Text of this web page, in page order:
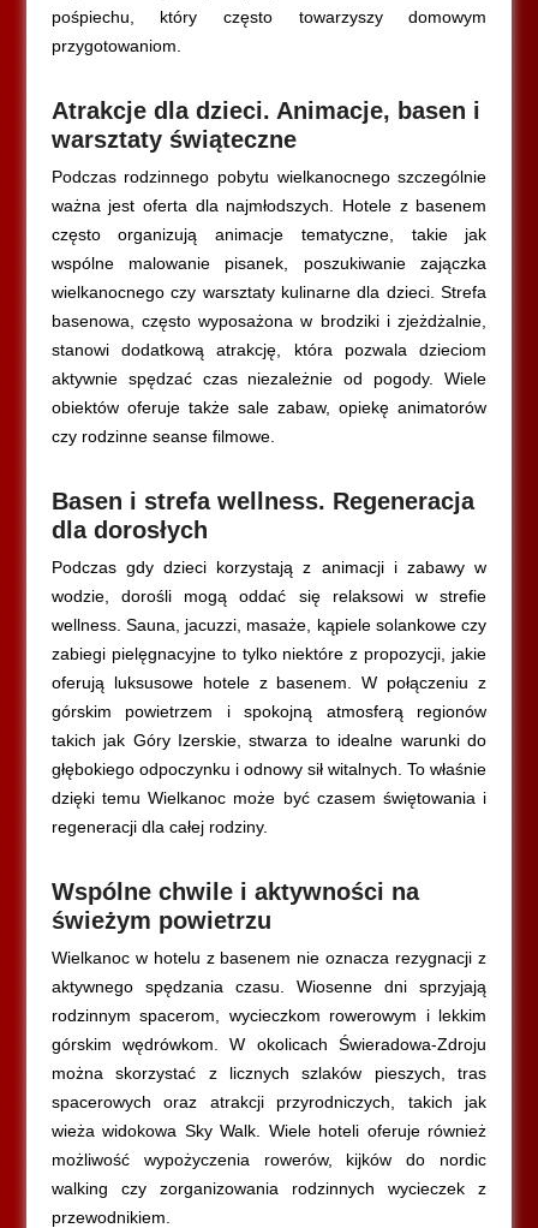
pośpiechu, który często towarzyszy domowym
przygotowaniom.
Atrakcje dla dzieci. Animacje, basen i
warsztaty świąteczne
Podczas rodzinnego pobytu wielkanocnego szczególnie
ważna jest oferta dla najmłodszych. Hotele z basenem
często organizują animacje tematyczne, takie jak
wspólne malowanie pisanek, poszukiwanie zajączka
wielkanocnego czy warsztaty kulinarne dla dzieci. Strefa
basenowa, często wyposażona w brodziki i zjeżdżalnie,
stanowi dodatkową atrakcję, która pozwala dzieciom
aktywnie spędzać czas niezależnie od pogody. Wiele
obiektów oferuje także sale zabaw, opiekę animatorów
czy rodzinne seanse filmowe.
Basen i strefa wellness. Regeneracja
dla dorosłych
Podczas gdy dzieci korzystają z animacji i zabawy w
wodzie, dorośli mogą oddać się relaksowi w strefie
wellness. Sauna, jacuzzi, masaże, kąpiele solankowe czy
zabiegi pielęgnacyjne to tylko niektóre z propozycji, jakie
oferują luksusowe hotele z basenem. W połączeniu z
górskim powietrzem i spokojną atmosferą regionów
takich jak Góry Izerskie, stwarza to idealne warunki do
głębokiego odpoczynku i odnowy sił witalnych. To właśnie
dzięki temu Wielkanoc może być czasem świętowania i
regeneracji dla całej rodziny.
Wspólne chwile i aktywności na
świeżym powietrzu
Wielkanoc w hotelu z basenem nie oznacza rezygnacji z
aktywnego spędzania czasu. Wiosenne dni sprzyjają
rodzinnym spacerom, wycieczkom rowerowym i lekkim
górskim wędrówkom. W okolicach Świeradowa-Zdroju
można skorzystać z licznych szlaków pieszych, tras
spacerowych oraz atrakcji przyrodniczych, takich jak
wieża widokowa Sky Walk. Wiele hoteli oferuje również
możliwość wypożyczenia rowerów, kijków do nordic
walking czy zorganizowania rodzinnych wycieczek z
przewodnikiem.